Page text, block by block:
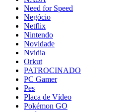
Need for Speed
Negócio
Netflix
Nintendo
Novidade
Nvidia
Orkut
PATROCINADO
PC Gamer
Pes
Placa de Vídeo
Pokémon GO